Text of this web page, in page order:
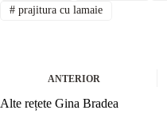
#prajitura cu lamaie
ANTERIOR
Alte rețete Gina Bradea